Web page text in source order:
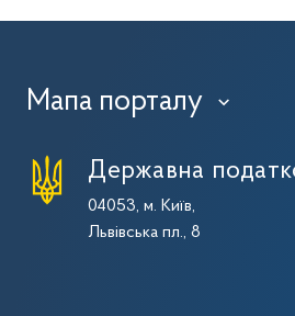
Мапа порталу ›
Державна
04053, м. Київ,
Львівська пл., 8